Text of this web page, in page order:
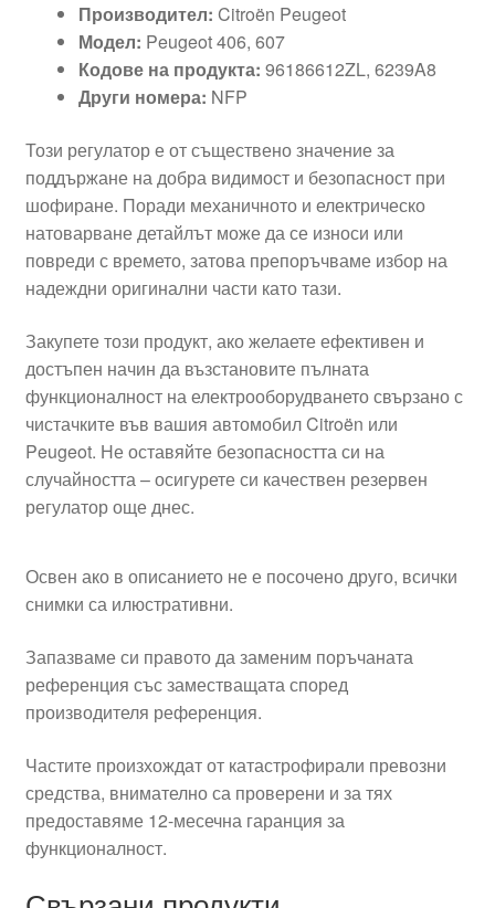
Производител: Citroën Peugeot
Модел: Peugeot 406, 607
Кодове на продукта: 96186612ZL, 6239A8
Други номера: NFP
Този регулатор е от съществено значение за
поддържане на добра видимост и безопасност при
шофиране. Поради механичното и електрическо
натоварване детайлът може да се износи или
повреди с времето, затова препоръчваме избор на
надеждни оригинални части като тази.
Закупете този продукт, ако желаете ефективен и
достъпен начин да възстановите пълната
функционалност на електрооборудването свързано с
чистачките във вашия автомобил Citroën или
Peugeot. Не оставяйте безопасността си на
случайността – осигурете си качествен резервен
регулатор още днес.
Освен ако в описанието не е посочено друго, всички
снимки са илюстративни.
Запазваме си правото да заменим поръчаната
референция със заместващата според
производителя референция.
Частите произхождат от катастрофирали превозни
средства, внимателно са проверени и за тях
предоставяме 12-месечна гаранция за
функционалност.